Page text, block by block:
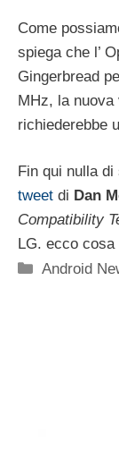
Come
spiega che l’
Gingerbread
MHz, la
richiederebbe
Fin qui nulla
tweet di Dan
Compatibility
LG. ecco
Categorie
Android